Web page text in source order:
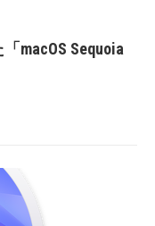
macOS Sequoia